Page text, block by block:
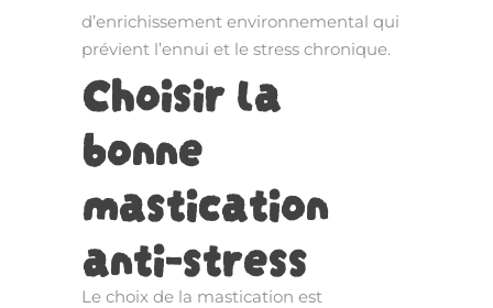
d’enrichissement environnemental qui
prévient l’ennui et le stress chronique.
Choisir la
bonne
mastication
anti-stress
Le choix de la mastication est